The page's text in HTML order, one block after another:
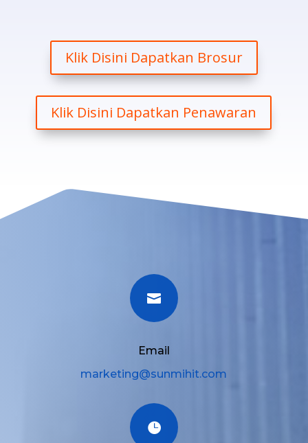
Klik Disini Dapatkan Brosur
Klik Disini Dapatkan Penawaran

Email
marketing@sunmihit.com
